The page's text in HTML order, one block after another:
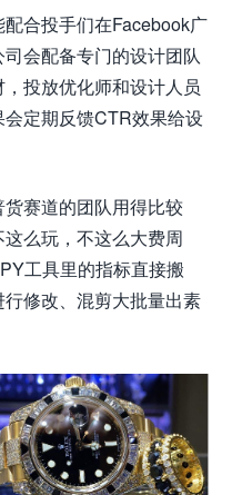
合投手们在Facebook广
会配备专门的设计团队
投放优化师和设计人员
定期反馈CTR效果给设
赛道的团队用得比较
么玩，不这么大费周
工具里的指标直接搬
修改、混剪大批量出素